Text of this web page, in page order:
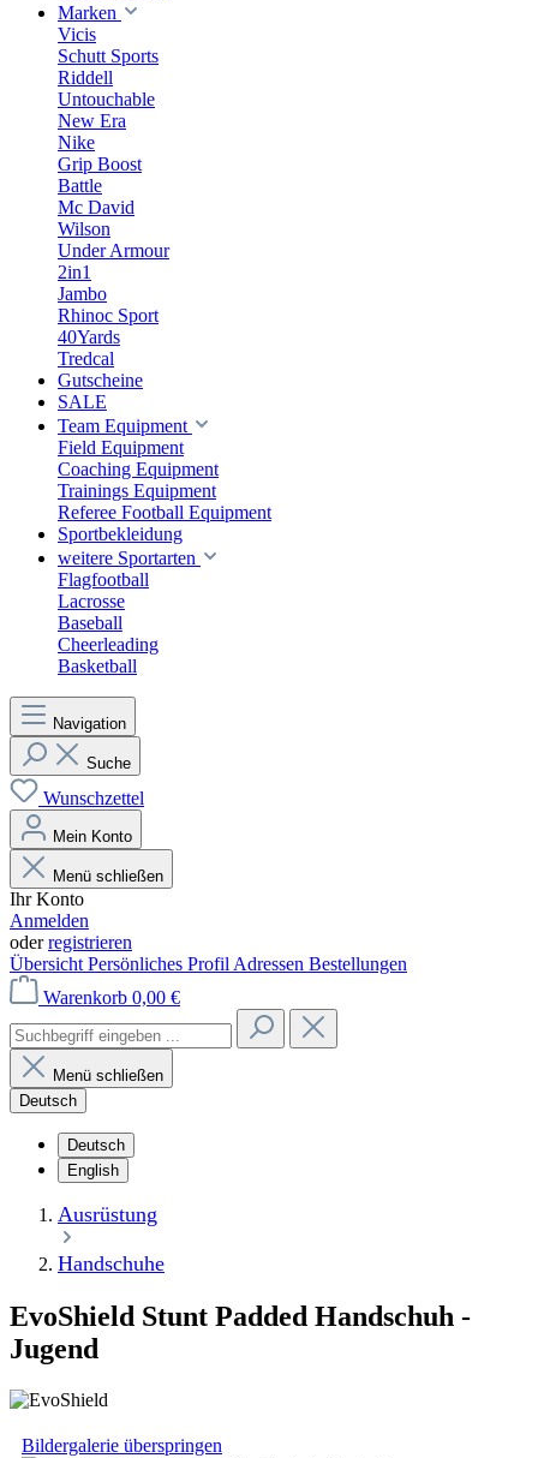
Marken
Vicis
Schutt Sports
Riddell
Untouchable
New Era
Nike
Grip Boost
Battle
Mc David
Wilson
Under Armour
2in1
Jambo
Rhinoc Sport
40Yards
Tredcal
Gutscheine
SALE
Team Equipment
Field Equipment
Coaching Equipment
Trainings Equipment
Referee Football Equipment
Sportbekleidung
weitere Sportarten
Flagfootball
Lacrosse
Baseball
Cheerleading
Basketball
Navigation
Suche
Wunschzettel
Mein Konto
Menü schließen
Ihr Konto
Anmelden
oderregistrieren
Übersicht Persönliches Profil Adressen Bestellungen
Warenkorb 0,00 €
Menü schließen
Deutsch
Deutsch
English
Ausrüstung
Handschuhe
EvoShield Stunt Padded Handschuh -
Jugend
Bildergalerie überspringen